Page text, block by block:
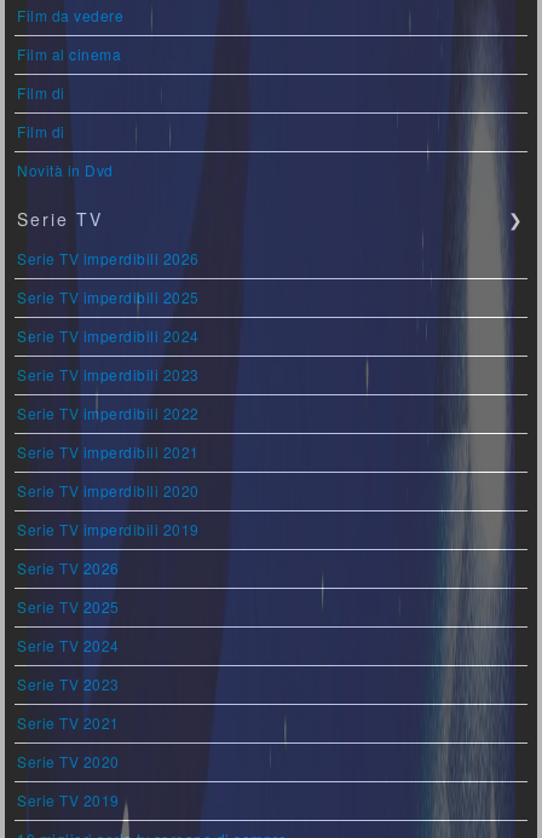
Film da vedere
Film al cinema
Film di
Film di
Novità in Dvd
Serie TV ❯
Serie TV imperdibili 2026
Serie TV imperdibili 2025
Serie TV imperdibili 2024
Serie TV imperdibili 2023
Serie TV imperdibili 2022
Serie TV imperdibili 2021
Serie TV imperdibili 2020
Serie TV imperdibili 2019
Serie TV 2026
Serie TV 2025
Serie TV 2024
Serie TV 2023
Serie TV 2021
Serie TV 2020
Serie TV 2019